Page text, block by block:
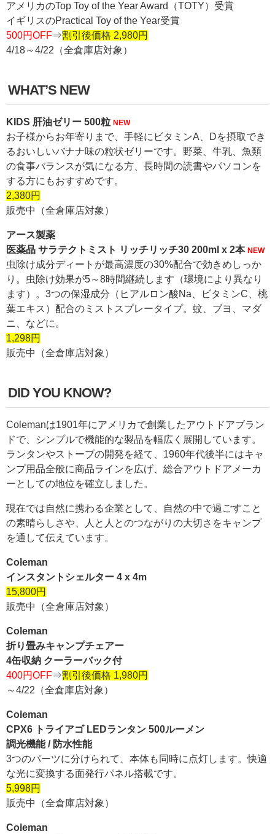
アメリカのTop Toy of the Year Award（TOTY）受賞
イギリスのPractical Toy of the Year受賞
500円OFF⇒割引後価格 2,980円
4/18～4/22（全倉庫店対象）
WHAT’S NEW
KIDS 肝油ゼリー 500粒 NEW
お子様からお年寄りまで、手軽にビタミンA、Dを摂取でき
るおいしいバナナ味の粒状ゼリーです。野菜、牛乳、魚類
の食事バランスが気になる方、長時間の読書やパソコンを
する方にもおすすめです。
2,380円
販売中（全倉庫店対象）
アース製薬
医薬品 サラテクトミスト リッチリッチ30 200ml x 2本 NEW
虫除け成分ディートが最高濃度の30%配合で効きめしっか
り。虫除け効果が5～8時間継続します（環境により異なり
ます）。3つの保湿成分（ヒアルロン酸Na、ビタミンC、桃
葉エキス）配合のミストスプレータイプ。蚊、ブヨ、マダ
ニ、などに。
1,298円
販売中（全倉庫店対象）
DID YOU KNOW?
Colemanは1901年にアメリカで創業したアウトドアブラン
ドで、シンプルで機能的な製品を幅広く展開しています。
ランタンやストーブの開発を経て、1960年代後半にはキャ
ンプ用品全般に商品ラインを広げ、総合アウトドアメーカ
ーとしての地位を確立しました。
現在では自然に携わる企業として、自然の中で過ごすこと
の素晴らしさや、人と人とのつながりの大切さをキャンプ
を通して伝えています。
Coleman
インスタントシェルター 4 x 4m
15,800円
販売中（全倉庫店対象）
Coleman
折り畳みキャンプチェアー
4缶収納 クーラーバック付
400円OFF⇒割引後価格 1,980円
～4/22（全倉庫店対象）
Coleman
CPX6 トライアゴ LEDランタン 500ルーメン
調光機能 / 防水性能
3つのパーツに分けられて、本体も同時に点灯します。快適
な光に変換する面発行パネル搭載です。
5,998円
販売中（全倉庫店対象）
Coleman